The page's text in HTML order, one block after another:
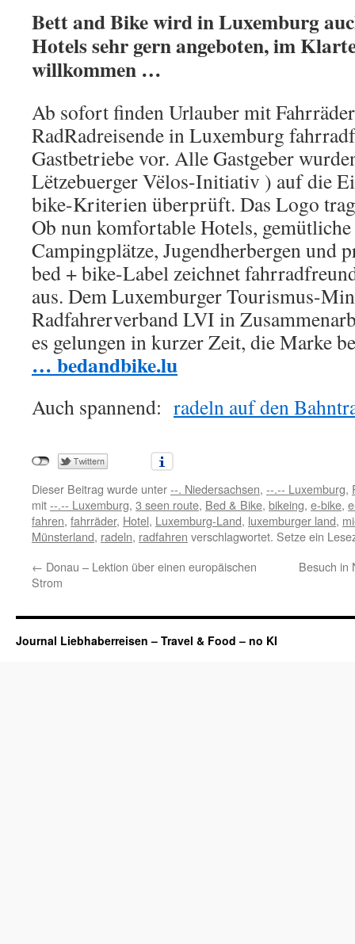
Bett and Bike wird in Luxemburg
Hotels sehr gern angeboten, im
willkommen …
Ab sofort finden Urlauber mit
RadRadreisende in Luxemburg
Gastbetriebe vor. Alle Gastgeber
Lëtzebuerger Vëlos-Initiativ ) auf die
bike-Kriterien überprüft. Das Logo
Ob nun komfortable Hotels, gemütliche
Campingplätze, Jugendherbergen und
bed + bike-Label zeichnet
aus. Dem Luxemburger Tourismus-
Radfahrerverband LVI in
es gelungen in kurzer Zeit, die Marke
… bedandbike.lu
Auch spannend: radeln auf den
Dieser Beitrag wurde unter--. Niedersachsen, --.-- Luxemburg,
mit--.-- Luxemburg, 3 seen route, Bed & Bike, bikeing, e-bike,
fahren, fahrräder, Hotel, Luxemburg-Land, luxemburger land,
Münsterland, radeln, radfahren verschlagwortet. Setze ein
← Donau – Lektion über einen europäischen
Strom
Besuch in
Journal Liebhaberreisen – Travel & Food – no KI